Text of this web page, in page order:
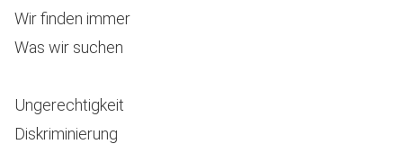
Wir finden immer
Was wir suchen
Ungerechtigkeit
Diskriminierung